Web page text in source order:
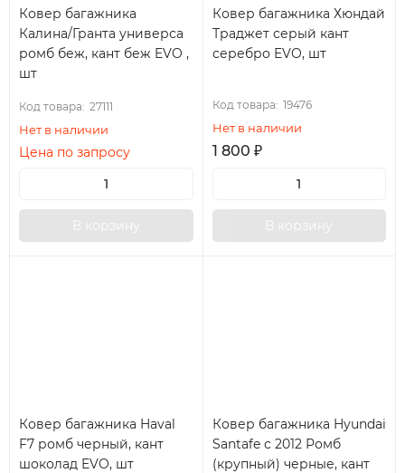
Ковер багажника
Калина/Гранта универса
ромб беж, кант беж EVO ,
шт
Код товара: 27111
Нет в наличии
Цена по запросу
В корзину
Ковер багажника Хюндай
Траджет серый кант
серебро EVO, шт
Код товара: 19476
Нет в наличии
1 800 ₽
В корзину
Ковер багажника Haval
F7 ромб черный, кант
шоколад EVO, шт
Ковер багажника Hyundai
Santafe с 2012 Ромб
(крупный) черные, кант